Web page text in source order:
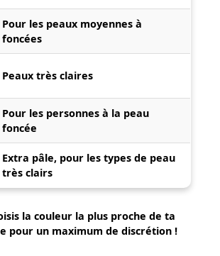
Pour les peaux moyennes à
foncées
Peaux très claires
Pour les personnes à la peau
foncée
Extra pâle, pour les types de peau
très clairs
la couleur la plus proche de ta
pour un maximum de discrétion !